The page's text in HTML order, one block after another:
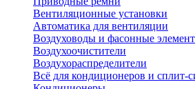
Вентиляционные установки
Автоматика для вентиляции
Воздуховоды и фасонные
Воздухоочистители
Воздухораспределители
Всё для кондиционеров и сплит-